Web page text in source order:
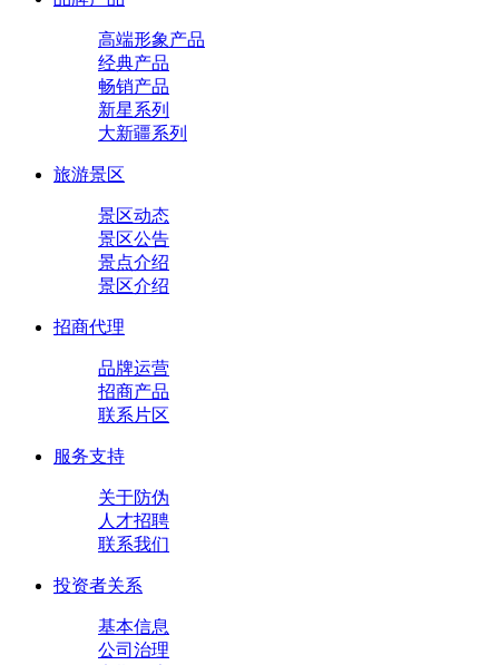
高端形象产品
经典产品
畅销产品
新星系列
大新疆系列
旅游景区
景区动态
景区公告
景点介绍
景区介绍
招商代理
品牌运营
招商产品
联系片区
服务支持
关于防伪
人才招聘
联系我们
投资者关系
基本信息
公司治理